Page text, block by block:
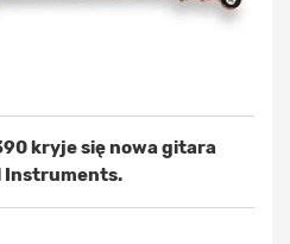
kryje się nowa gitara
Instruments.